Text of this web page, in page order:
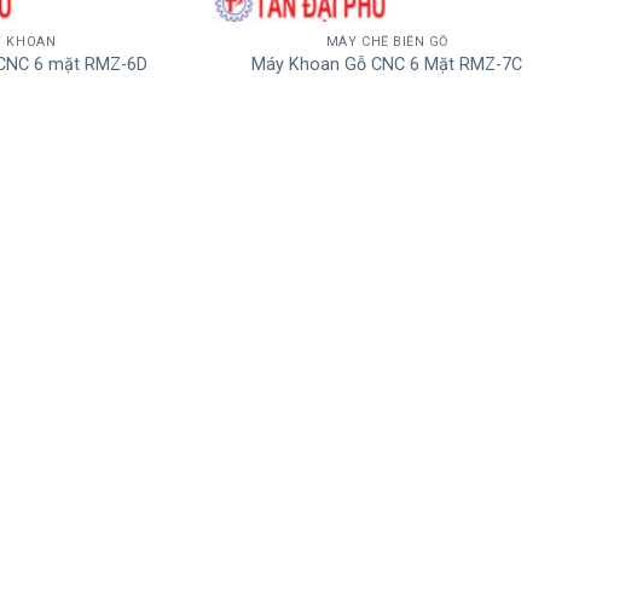
KHOAN
6 mặt RMZ-6D
MÁY CHẾ BIẾN GỖ
Máy Khoan Gỗ CNC 6 Mặt RMZ-7C